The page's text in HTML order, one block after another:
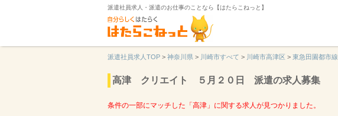
派遣社員求人・派遣のお仕事のことなら【はたらこねっと】
派遣社員求人TOP > 神奈川県 > 川崎市すべて > 川崎市高津区 > 東急田園都市線
高津 クリエイト ５月２０日 派遣の求人募集
条件の一部にマッチした「高津」に関する求人が見つかりました。